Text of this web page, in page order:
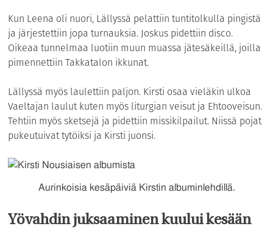
Kun Leena oli nuori, Lällyssä pelattiin tuntitolkulla pingistä
ja järjestettiin jopa turnauksia. Joskus pidettiin disco.
Oikeaa tunnelmaa luotiin muun muassa jätesäkeillä, joilla
pimennettiin Takkatalon ikkunat.
Lällyssä myös laulettiin paljon. Kirsti osaa vieläkin ulkoa
Vaeltajan laulut kuten myös liturgian veisut ja Ehtooveisun.
Tehtiin myös sketsejä ja pidettiin missikilpailut. Niissä pojat
pukeutuivat tytöiksi ja Kirsti juonsi.
Aurinkoisia kesäpäiviä Kirstin albuminlehdillä.
Yövahdin juksaaminen kuului kesään